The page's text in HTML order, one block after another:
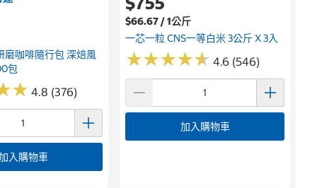
磨咖啡隨行包 深焙風
包
★
★ 4.8 (376)
入購物車
$66.67 / 1公斤
一芯一粒 CNS一等白米 3公斤 X 3入
★★★★★
★★★★★ 4.6 (546)
加入購物車